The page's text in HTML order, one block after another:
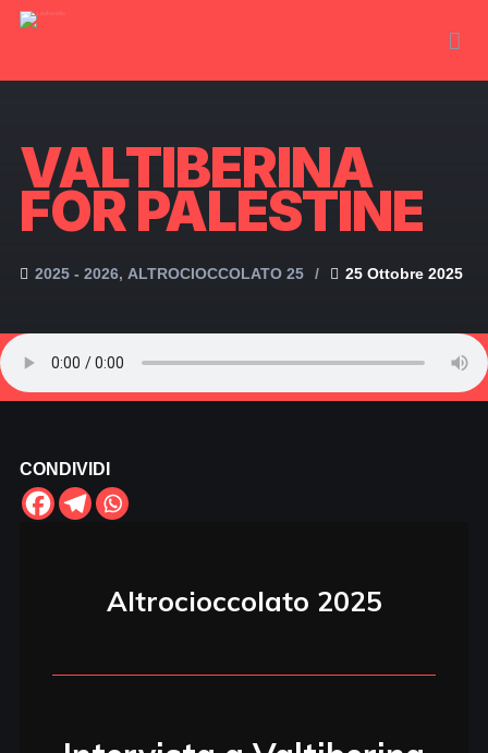
VALTIBERINA
FOR PALESTINE
2025 - 2026 ALTROCIOCCOLATO 25 25 Ottobre 2025
CONDIVIDI
Altrocioccolato 2025